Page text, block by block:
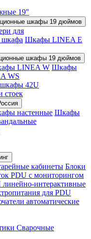
19"
шкафы 19 дюймов
для
шкафа Шкафы LINEA E
шкафы 19 дюймов
LINEA W Шкафы
WS
42U
стоек
настенные Шкафы
кабинеты Блоки
PDU с мониторингом
интерактивные
для PDU
автоматические
Сварочные